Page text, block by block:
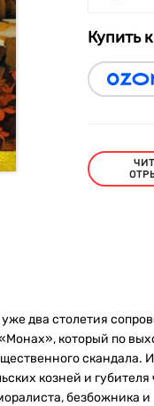
Купить
два столетия
который по
скандала.
козней и
безбожника и